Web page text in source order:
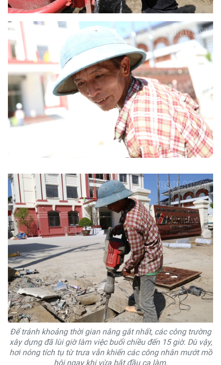
Để tránh khoảng thời gian nắng gắt nhất, các công trường
xây dựng đã lùi giờ làm việc buổi chiều đến 15 giờ. Dù vậy,
hơi nóng tích tụ từ trưa vẫn khiến các công nhân mướt mồ
hôi ngay khi vừa bắt đầu ca làm.